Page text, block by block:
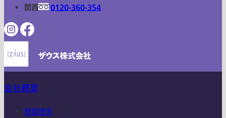
関西
0120-360-354
会社概要
経営理念